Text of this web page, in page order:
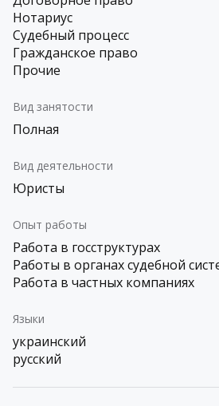
Нотариус
Судебный процесс
Гражданское право
Прочие
Вид занятости
Полная
Вид деятельности
Юристы
Опыт работы
Работа в госструктурах
Работы в органах судебной
Работа в частных компаниях
Языки
украинский
русский